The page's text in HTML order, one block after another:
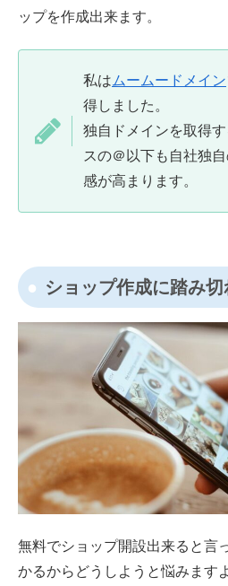
ップを作成出来ます。
私は ムームードメイン
得しました。
独自ドメインを取得
スの＠以下も自社独
感が高まります。
ショップ作成に踏み
無料でショップ開設出来ると言
かるからどうしようと悩みます